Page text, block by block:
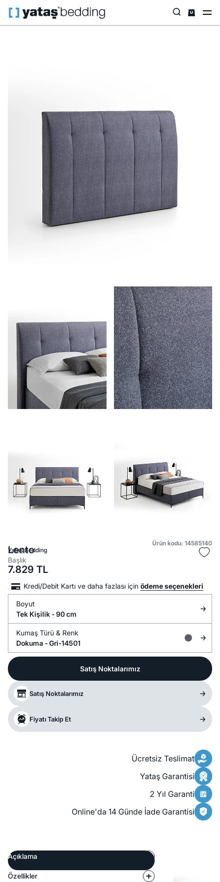
Anasayfa Baza & Başlık Baza & Başlık Lento
Ürün kodu: 14585140
Yataş Bedding
Lento
Başlık
7.829 TL
Kredi/Debit Kartı ve daha fazlası için ödeme seçenekleri
Boyut
Tek Kişilik - 90 cm
Kumaş Türü & Renk
Dokuma -Gri-14501
Satış Noktalarımız
Satış Noktalarımız
Fiyatı Takip Et
Ücretsiz Teslimat
Yataş Garantisi
2 Yıl Garanti
Online'da 14 Günde İade Garantisi
Açıklama
Özellikler